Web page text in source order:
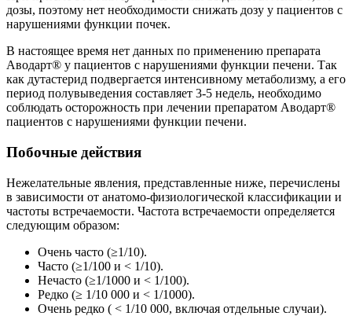
дозы, поэтому нет необходимости снижать дозу у пациентов с
нарушениями функции почек.
В настоящее время нет данных по применению препарата
Аводарт® у пациентов с нарушениями функции печени. Так
как дутастерид подвергается интенсивному метаболизму, а его
период полувыведения составляет 3-5 недель, необходимо
соблюдать осторожность при лечении препаратом Аводарт®
пациентов с нарушениями функции печени.
Побочные действия
Нежелательные явления, представленные ниже, перечислены
в зависимости от анатомо-физиологической классификации и
частоты встречаемости. Частота встречаемости определяется
следующим образом:
Очень часто (≥1/10).
Часто (≥1/100 и < 1/10).
Нечасто (≥1/1000 и < 1/100).
Редко (≥ 1/10 000 и < 1/1000).
Очень редко ( < 1/10 000, включая отдельные случаи).